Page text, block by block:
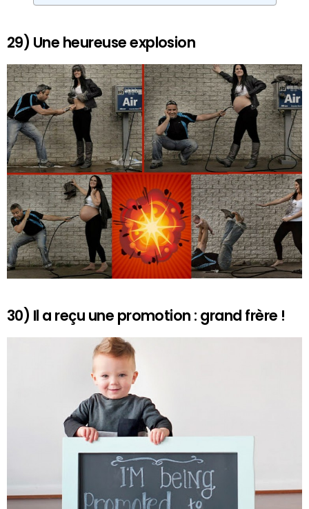
29) Une heureuse explosion
30) Il a reçu une promotion : grand frère !